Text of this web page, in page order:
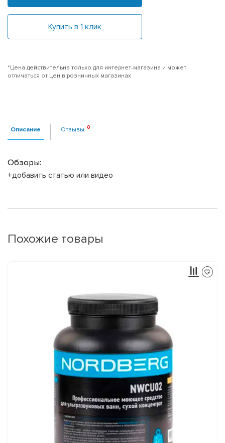
Купить в 1 клик
*Цена действительна только для интернет-магазина и может
отличаться от цен в розничных магазинах
Описание Отзывы
Обзоры:
+добавить статью или видео
Похожие товары